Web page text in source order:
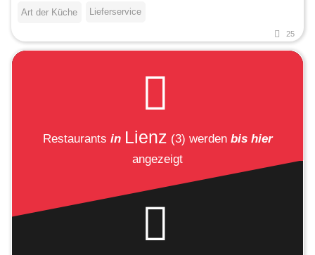
Art der Küche Lieferservice
25
Restaurants in Lienz (3) werden bis hier
angezeigt